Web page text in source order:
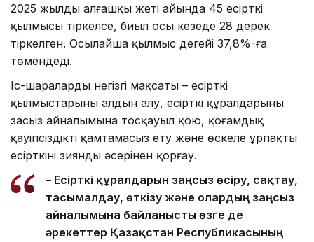
2025 жылдың алғашқы жеті айында 45 есірткі
қылмысы тіркелсе, биыл осы кезеңде 28 дерек
тіркелген. Осылайша қылмыс деңгейі 37,8%-ға
төмендеді.
Іс-шаралардың негізгі мақсаты – есірткі
қылмыстарының алдын алу, есірткі құралдарының
заңсыз айналымына тосқауыл қою, қоғамдық
қауіпсіздікті қамтамасыз ету және өскелең ұрпақты
есірткінің зиянды әсерінен қорғау.
– Есірткі құралдарын заңсыз өсіру, сақтау,
тасымалдау, өткізу және олардың заңсыз
айналымына байланысты өзге де
әрекеттер Қазақстан Республикасының